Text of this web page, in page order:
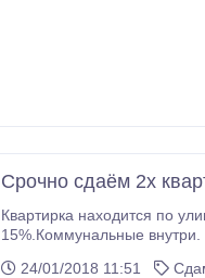
Срочно сдаём 2х
Квартирка находится по
15%.Коммунальные внутри.
24/01/2018 11:51